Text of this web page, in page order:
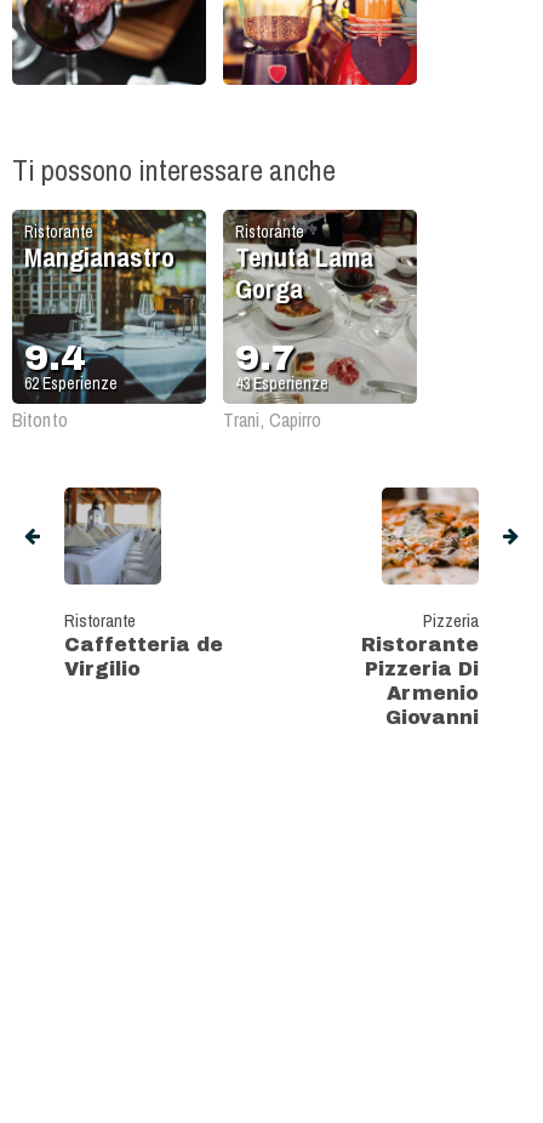
Ti possono interessare anche
Ristorante
Mangianastro
9.4
62Esperienze
Bitonto
Ristorante
Tenuta Lama
Gorga
9.7
43Esperienze
Trani, Capirro
Ristorante
Caffetteria de
Virgilio
Pizzeria
Ristorante
Pizzeria Di
Armenio
Giovanni